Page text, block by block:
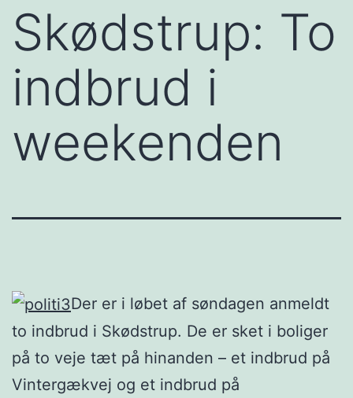
Skødstrup: To
indbrud i
weekenden
Der er i løbet af søndagen anmeldt
to indbrud i Skødstrup. De er sket i boliger
på to veje tæt på hinanden – et indbrud på
Vintergækvej og et indbrud på